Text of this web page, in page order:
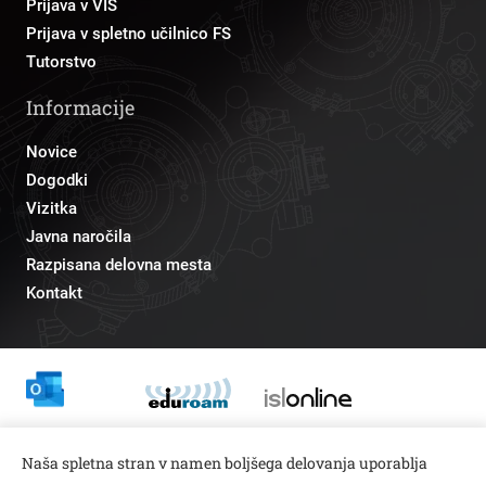
Prijava v VIS
Prijava v spletno učilnico FS
Tutorstvo
Informacije
Novice
Dogodki
Vizitka
Javna naročila
Razpisana delovna mesta
Kontakt
pr@fs.uni-lj.si
Naša spletna stran v namen boljšega delovanja uporablja